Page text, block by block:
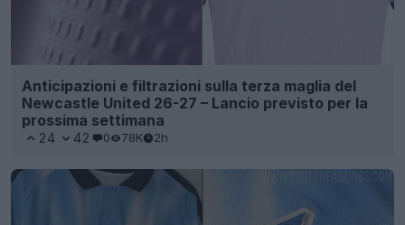
Anticipazioni e filtrazioni sulla terza maglia del
Newcastle United 26-27 – Lancio previsto per la
prossima settimana
24 42 0 78K 2h